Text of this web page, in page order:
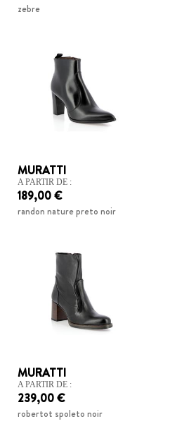
zebre
MURATTI
A PARTIR DE :
189,00 €
randon nature preto noir
MURATTI
A PARTIR DE :
239,00 €
robertot spoleto noir